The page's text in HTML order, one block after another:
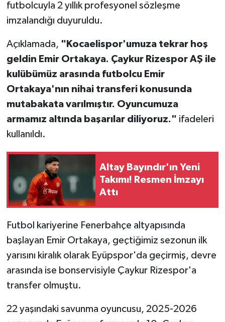
futbolcuyla 2 yıllık profesyonel sözleşme
imzalandığı duyuruldu.
Açıklamada, "Kocaelispor'umuza tekrar hoş
geldin Emir Ortakaya. Çaykur Rizespor AŞ ile
kulübümüz arasında futbolcu Emir
Ortakaya'nın nihai transferi konusunda
mutabakata varılmıştır. Oyuncumuza
armamız altında başarılar diliyoruz." ifadeleri
kullanıldı.
Altay Bayındır'ın Yeni
Takımı! Resmen İmzayı
Attı
Futbol kariyerine Fenerbahçe altyapısında
başlayan Emir Ortakaya, geçtiğimiz sezonun ilk
yarısını kiralık olarak Eyüpspor'da geçirmiş, devre
arasında ise bonservisiyle Çaykur Rizespor'a
transfer olmuştu.
22 yaşındaki savunma oyuncusu, 2025-2026